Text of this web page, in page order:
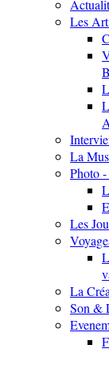
Les
La
Photo
Les
La
Son &